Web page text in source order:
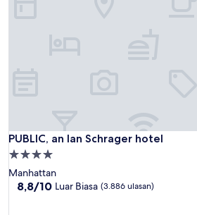
PUBLIC, an Ian Schrager hotel
PUBLIC, an Ian Schrager hotel
Properti
bintang
4.0
Manhattan
8.8
8,8/10 Luar Biasa (3.886 ulasan)